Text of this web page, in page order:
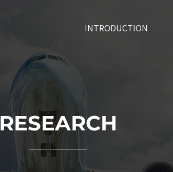
INTRODUCTION
RESEARCH